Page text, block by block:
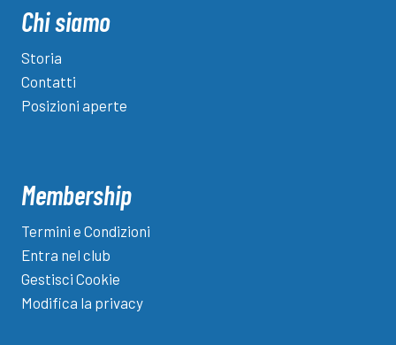
Chi siamo
Storia
Contatti
Posizioni aperte
Membership
Termini e Condizioni
Entra nel club
Gestisci Cookie
Modifica la privacy